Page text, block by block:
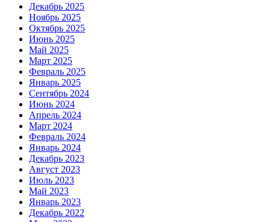
Декабрь 2025
Ноябрь 2025
Октябрь 2025
Июнь 2025
Май 2025
Март 2025
Февраль 2025
Январь 2025
Сентябрь 2024
Июнь 2024
Апрель 2024
Март 2024
Февраль 2024
Январь 2024
Декабрь 2023
Август 2023
Июль 2023
Май 2023
Январь 2023
Декабрь 2022